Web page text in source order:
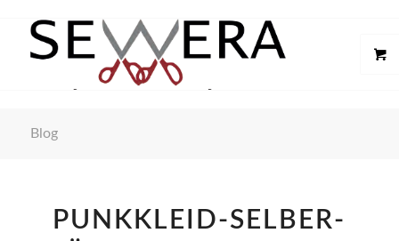
Blog
PUNKKLEID-SELBER-